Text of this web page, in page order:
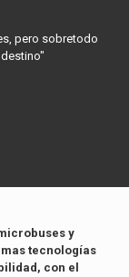
pero sobretodo
y
tecnologías
con el